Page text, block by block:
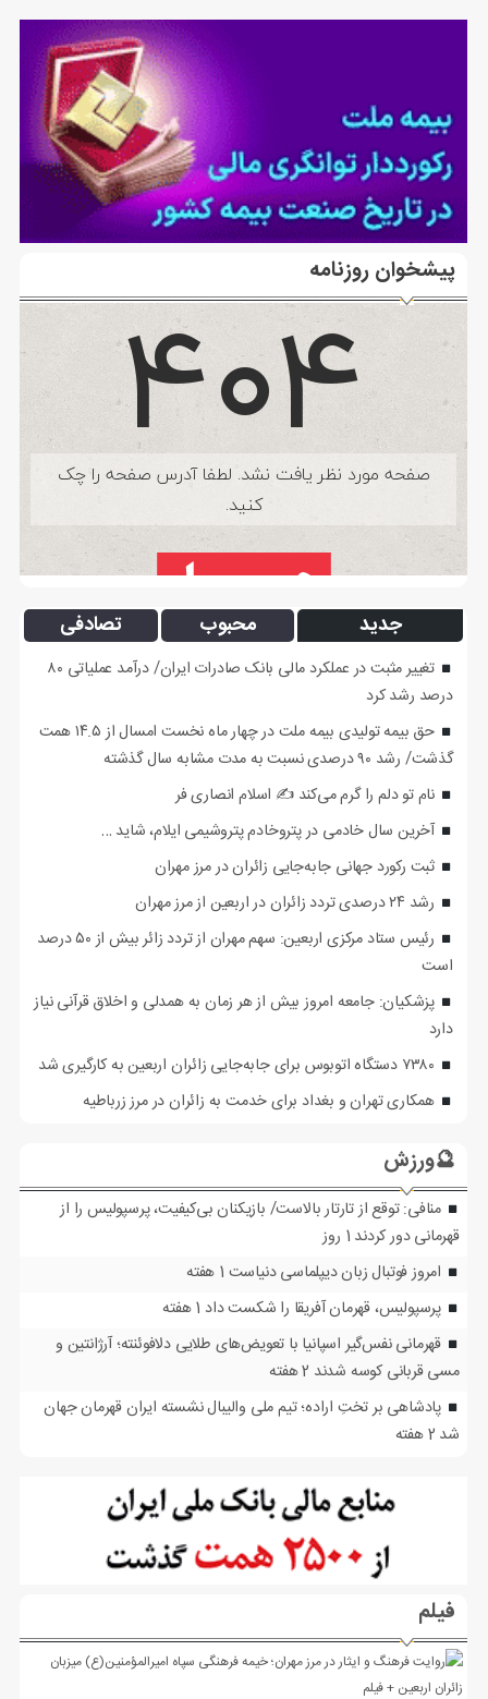
پیشخوان روزنامه
جدید محبوب تصادفی
تغییر مثبت در عملکرد مالی بانک صادرات ایران/ درآمد عملیاتی ۸۰
درصد رشد کرد
حق بیمه تولیدی بیمه ملت در چهار ماه نخست امسال از ۱۴.۵ همت
گذشت/ رشد ۹۰ درصدی نسبت به مدت مشابه سال گذشته
نام تو دلم را گرم می‌کند ✍️ اسلام انصاری فر
آخرین سال خادمی در پتروخادم پتروشیمی ایلام، شاید …
ثبت رکورد جهانی جابه‌جایی زائران در مرز مهران
رشد ۲۴ درصدی تردد زائران در اربعین از مرز مهران
رئیس ستاد مرکزی اربعین: سهم مهران از تردد زائر بیش از ۵۰ درصد
است
پزشکیان: جامعه امروز بیش از هر زمان به همدلی و اخلاق قرآنی نیاز
دارد
۷۳۸۰ دستگاه اتوبوس برای جابه‌جایی زائران اربعین به‌ کارگیری شد
همکاری تهران و بغداد برای خدمت به زائران در مرز زرباطیه
🔮ورزش
منافی: توقع از تارتار بالاست/ بازیکنان بی‌کیفیت، پرسپولیس را از
قهرمانی دور کردند 1 روز
امروز فوتبال زبان دیپلماسی دنیاست 1 هفته
پرسپولیس، قهرمان آفریقا را شکست داد 1 هفته
قهرمانی نفس‌گیر اسپانیا با تعویض‌های طلایی دلافوئنته؛ آرژانتین و
مسی قربانی کوسه شدند 2 هفته
پادشاهی بر تختِ اراده؛ تیم ملی والیبال نشسته ایران قهرمان جهان
شد 2 هفته
فیلم